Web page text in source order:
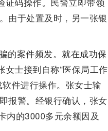
由于处置及时，另一张银
的案件频发。就在成功保
士接到自称“医保局工作
件进行操作。张女士输
报警。经银行确认，张女
内的3000多元余额因及